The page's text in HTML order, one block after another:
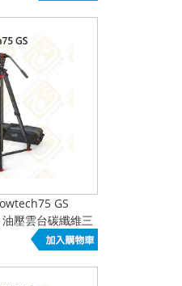
GS
壓雲台碳纖維三
地面延伸器 公